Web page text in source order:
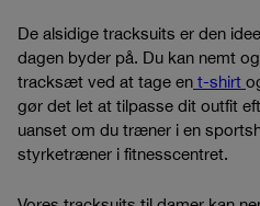
De alsidige tracksuits er den
dagen byder på. Du kan nemt
tracksæt ved at tage en t-shirt
gør det let at tilpasse dit outfit
uanset om du træner i en
styrketræner i fitnesscentret.